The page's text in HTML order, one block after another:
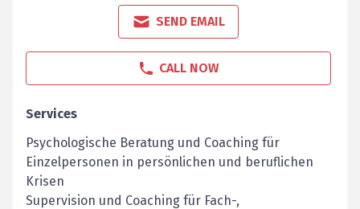
SEND EMAIL
CALL NOW
Services
Psychologische Beratung und Coaching für
Einzelpersonen in persönlichen und beruflichen
Krisen
Supervision und Coaching für Fach-,